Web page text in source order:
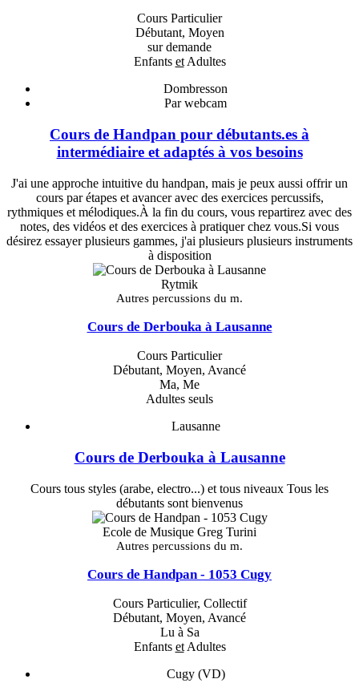
Cours Particulier
Débutant, Moyen
sur demande
Enfants etAdultes
Dombresson
Par webcam
Cours de Handpan pour débutants.es à
intermédiaire et adaptés à vos besoins
J'ai une approche intuitive du handpan, mais je peux aussi offrir un
cours par étapes et avancer avec des exercices percussifs,
rythmiques et mélodiques.À la fin du cours, vous repartirez avec des
notes, des vidéos et des exercices à pratiquer chez vous.Si vous
désirez essayer plusieurs gammes, j'ai plusieurs plusieurs instruments
à disposition
Rytmik
Autres percussions du m.
Cours de Derbouka à Lausanne
Cours Particulier
Débutant, Moyen, Avancé
Ma, Me
Adultes seuls
Lausanne
Cours de Derbouka à Lausanne
Cours tous styles (arabe, electro...) et tous niveaux Tous les
débutants sont bienvenus
Ecole de Musique Greg Turini
Autres percussions du m.
Cours de Handpan - 1053 Cugy
Cours Particulier, Collectif
Débutant, Moyen, Avancé
Lu à Sa
Enfants etAdultes
Cugy (VD)